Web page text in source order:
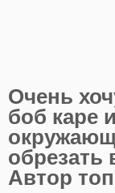
Очень
боб каре
обрезать
Автор